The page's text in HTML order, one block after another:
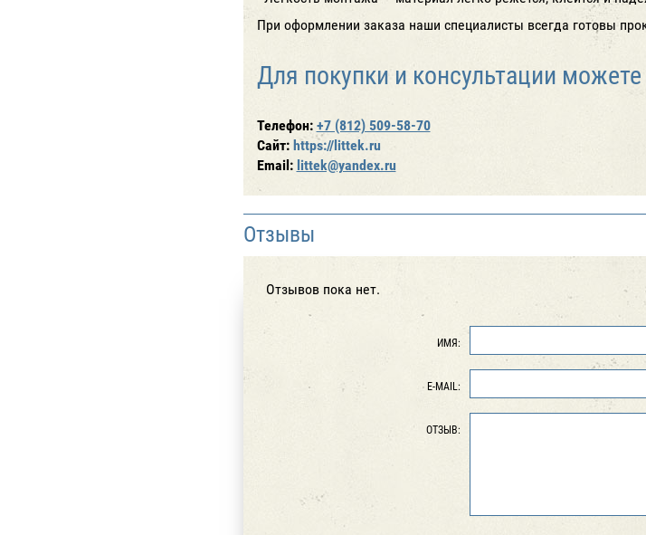
При оформлении заказа наши специалисты всегда готовы
Для покупки и консультации
Телефон:+7 (812) 509-58-70
Сайт:https://littek.ru
Email: littek@yandex.ru
Отзывы
Отзывов пока нет.
ИМЯ:
E-MAIL:
ОТЗЫВ: